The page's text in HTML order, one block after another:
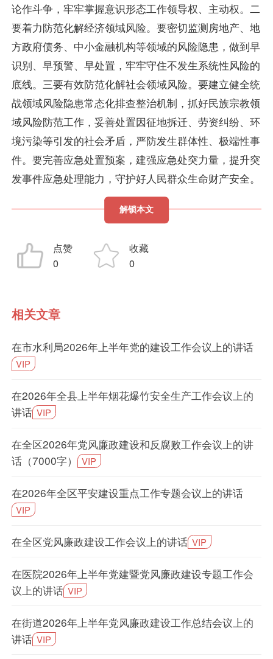
论作斗争，牢牢掌握意识形态工作领导权、主动权。二
要着力防范化解经济领域风险。要密切监测房地产、地
方政府债务、中小金融机构等领域的风险隐患，做到早
识别、早预警、早处置，牢牢守住不发生系统性风险的
底线。三要有效防范化解社会领域风险。要建立健全统
战领域风险隐患常态化排查整治机制，抓好民族宗教领
域风险防范工作，妥善处置因征地拆迁、劳资纠纷、环
境污染等引发的社会矛盾，严防发生群体性、极端性事
件。要完善应急处置预案，建强应急处突力量，提升突
发事件应急处理能力，守护好人民群众生命财产安全。
解锁本文
点赞
0
收藏
0
相关文章
在市水利局2026年上半年党的建设工作会议上的讲话
VIP
在2026年全县上半年烟花爆竹安全生产工作会议上的
讲话 VIP
在全区2026年党风廉政建设和反腐败工作会议上的讲
话（7000字）
VIP
在2026年全区平安建设重点工作专题会议上的讲话
VIP
在全区党风廉政建设工作会议上的讲话 VIP
在医院2026年上半年党建暨党风廉政建设专题工作会
议上的讲话 VIP
在街道2026年上半年党风廉政建设工作总结会议上的
讲话 VIP